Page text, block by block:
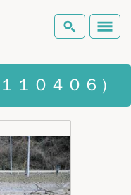
検索
１０４０６）